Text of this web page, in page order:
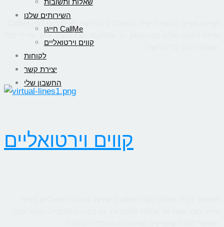
שאלות ותשובות
השירותים שלנו
חייגן CallMe
קווים וירטואליים
לקוחות
יצירת קשר
החשבון שלי
שיחת טלפון ישירה עם העסק, כך שהלקוח יקבל מענה אישי ומיידי לכל
קווים וירטואליים